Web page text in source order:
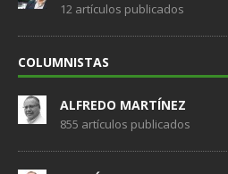
12 artículos publicados
COLUMNISTAS
ALFREDO MARTÍNEZ
855 artículos publicados